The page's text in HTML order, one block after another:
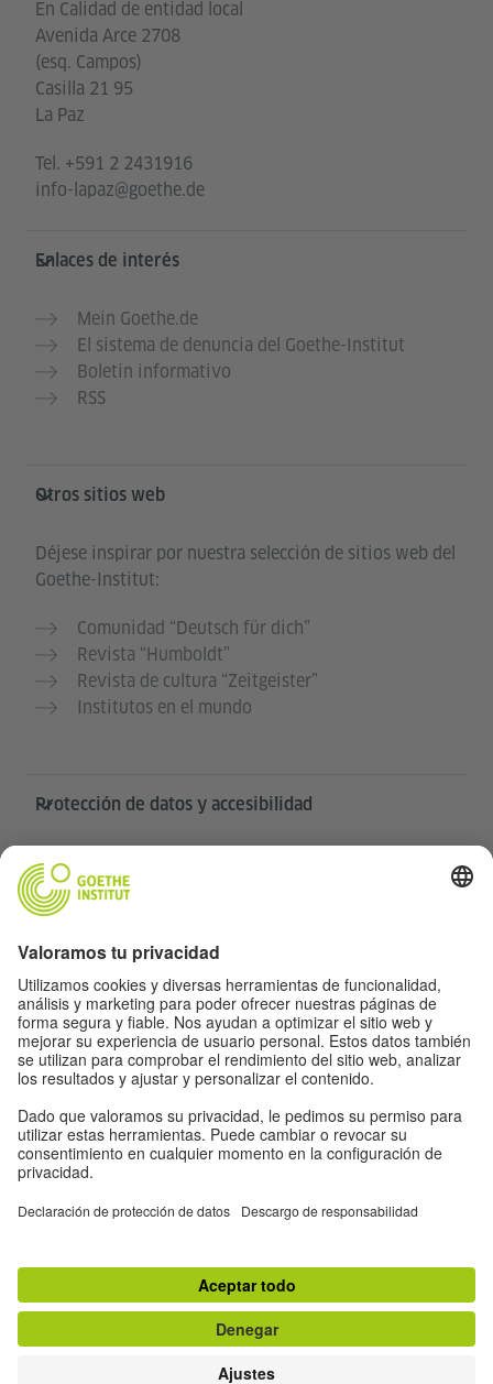
En Calidad de entidad local
Avenida Arce 2708
(esq. Campos)
Casilla 21 95
La Paz
Tel. +591 2 2431916
info-lapaz@goethe.de
Enlaces de interés
Mein Goethe.de
El sistema de denuncia del Goethe-Institut
Boletín informativo
RSS
Otros sitios web
Déjese inspirar por nuestra selección de sitios web del
Goethe-Institut:
Comunidad “Deutsch für dich”
Revista “Humboldt”
Revista de cultura “Zeitgeister”
Institutos en el mundo
Protección de datos y accesibilidad
Este sitio web pretende ser accesible y útil para el
mayor número de personas posible. Utilizamos los
datos personales de acuerdo a nuestra política de
privacidad.
Configuración de la privacidad
Accesibilidad
© Goethe-Institut 2026
Información legal
Política de protección de
Condiciones de uso
Withdraw from contract